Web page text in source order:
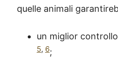
quelle animali
un miglior
5, 6;